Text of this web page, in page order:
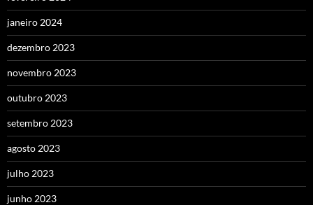
janeiro 2024
dezembro 2023
novembro 2023
outubro 2023
setembro 2023
agosto 2023
julho 2023
junho 2023